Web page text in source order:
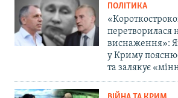
ПОЛІТИКА
перетворилася
виснаження»:
у Криму
та залякує